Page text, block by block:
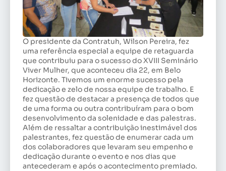
O presidente da Contratuh, Wilson Pereira, fez
uma referência especial a equipe de retaguarda
que contribuiu para o sucesso do XVIII Seminário
Viver Mulher, que aconteceu dia 22, em Belo
Horizonte. Tivemos um enorme sucesso pela
dedicação e zelo de nossa equipe de trabalho. E
fez questão de destacar a presença de todos que
de uma forma ou outra contribuíram para o bom
desenvolvimento da solenidade e das palestras.
Além de ressaltar a contribuição inestimável dos
palestrantes, fez questão de enumerar cada um
dos colaboradores que levaram seu empenho e
dedicação durante o evento e nos dias que
antecederam e após o acontecimento premiado.